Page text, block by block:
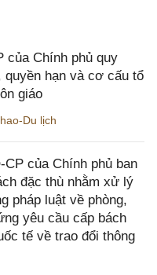
của Chính phủ quy
quyền hạn và cơ cấu tổ
giáo
Du lịch
CP của Chính phủ ban
đặc thù nhằm xử lý
pháp luật về phòng,
yêu cầu cấp bách
tế về trao đổi thông